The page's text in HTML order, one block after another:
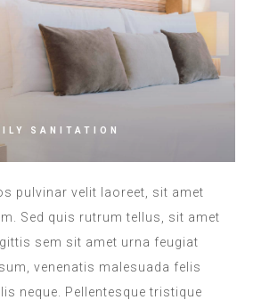
SANITATION
pulvinar velit laoreet, sit amet
Sed quis rutrum tellus, sit amet
sem sit amet urna feugiat
venenatis malesuada felis
neque. Pellentesque tristique